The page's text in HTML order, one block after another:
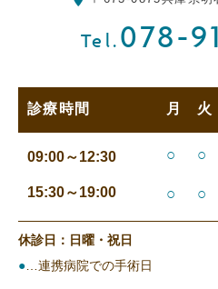
Tel. 078-
診療時間 月 火
09:00～12:30 ○ ○
15:30～19:00 ○ ○
休診日：日曜・祝日
● …連携病院での手術日